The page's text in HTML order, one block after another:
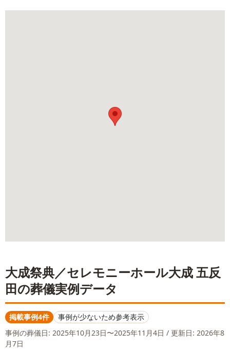
大成祭典／セレモニーホール大成 五反
田の葬儀実例データ
掲載事例4件
事例が少ないため参考表示
事例の葬儀日: 2025年10月23日〜2025年11月4日 / 更新日: 2026年8
月7日